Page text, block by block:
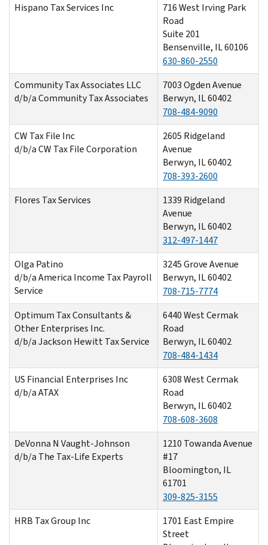
Hispano Tax Services Inc
716 West Irving Park
Road
Suite 201
Bensenville, IL 60106
630-860-2550
Community Tax Associates LLC
d/b/a Community Tax Associates
7003 Ogden Avenue
Berwyn, IL 60402
708-484-9090
CW Tax File Inc
d/b/a CW Tax File Corporation
2605 Ridgeland
Avenue
Berwyn, IL 60402
708-393-2600
Flores Tax Services
1339 Ridgeland
Avenue
Berwyn, IL 60402
312-497-1447
Olga Patino
d/b/a America Income Tax Payroll
Service
3245 Grove Avenue
Berwyn, IL 60402
708-715-7774
Optimum Tax Consultants &
Other Enterprises Inc.
d/b/a Jackson Hewitt Tax Service
6440 West Cermak
Road
Berwyn, IL 60402
708-484-1434
US Financial Enterprises Inc
d/b/a ATAX
6308 West Cermak
Road
Berwyn, IL 60402
708-608-3608
DeVonna N Vaught-Johnson
d/b/a The Tax-Life Experts
1210 Towanda Avenue
#17
Bloomington, IL
61701
309-825-3155
HRB Tax Group Inc
1701 East Empire
Street